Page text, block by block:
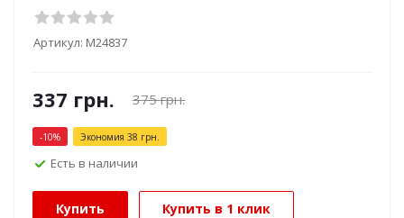
Артикул: М24837
337 грн. 375грн.
-10% Экономия 38 грн.
Есть в наличии
Купить Купить в 1 клик